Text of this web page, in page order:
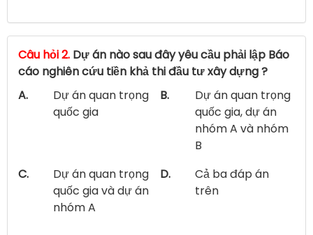
Câu hỏi 2. Dự án nào sau đây yêu cầu phải lập Báo
cáo nghiên cứu tiền khả thi đầu tư xây dựng ?
A.
Dự án quan trọng
quốc gia
B.
Dự án quan trọng
quốc gia, dự án
nhóm A và nhóm
B
C.
Dự án quan trọng
quốc gia và dự án
nhóm A
D.
Cả ba đáp án
trên